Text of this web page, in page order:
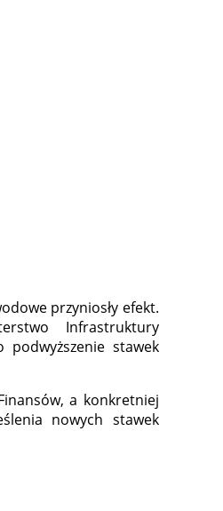
przyniosły efekt.
Infrastruktury
stawek
a konkretniej
nowych stawek